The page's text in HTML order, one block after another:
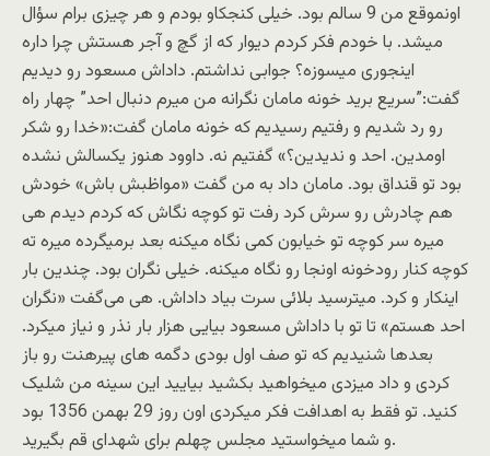
اونموقع من 9 سالم بود. خیلی کنجکاو بودم و هر چیزی برام سؤال
میشد. با خودم فکر کردم دیوار که از گچ و آجر هستش چرا داره
اینجوری میسوزه؟ جوابی نداشتم. داداش مسعود رو دیدیم
گفت:”سریع برید خونه مامان نگرانه من میرم دنبال احد” چهار راه
رو رد شدیم و رفتیم رسیدیم که خونه مامان گفت:«خدا رو شکر
اومدین. احد و ندیدین؟» گفتیم نه. داوود هنوز یکسالش نشده
بود تو قنداق بود. مامان داد به من گفت «مواظبش باش» خودش
هم چادرش رو سرش کرد رفت تو کوچه نگاش که کردم دیدم هی
میره سر کوچه تو خیابون کمی نگاه میکنه بعد برمیگرده میره ته
کوچه کنار رودخونه اونجا رو نگاه میکنه. خیلی نگران بود. چندین بار
اینکار و کرد. میترسید بلائی سرت بیاد داداش. هی می‌گفت «نگران
احد هستم» تا تو با داداش مسعود بیایی هزار بار نذر و نیاز میکرد.
بعدها شنیدیم که تو صف اول بودی دگمه های پیرهنت رو باز
کردی و داد میزدی میخواهید بکشید بیایید این سینه من شلیک
کنید. تو فقط به اهدافت فکر میکردی اون روز 29 بهمن 1356 بود
و شما میخواستید مجلس چهلم برای شهدای قم بگیرید.